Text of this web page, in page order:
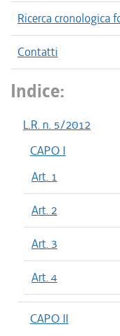
Ricerca cronologica
Contatti
Indice:
L.R. n. 5/2012
CAPO I
Art. 1
Art. 2
Art. 3
Art. 4
CAPO II